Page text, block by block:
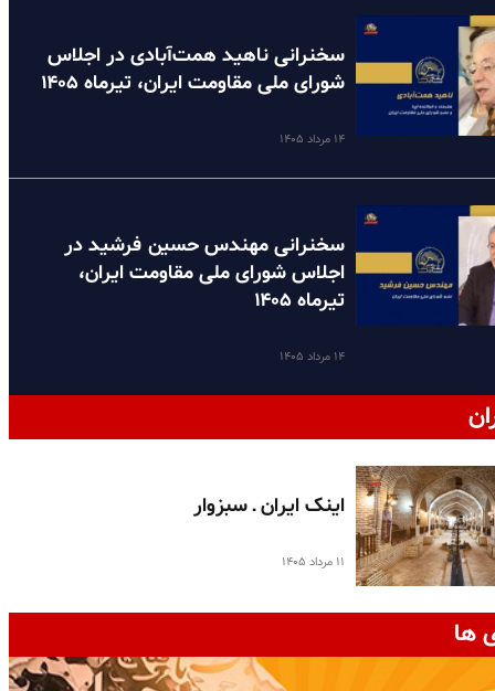
سخنرانی ناهید همت‌آبادی در اجلاس
شورای ملی مقاومت ایران، تیرماه ۱۴۰۵
۱۴ مرداد ۱۴۰۵
سخنرانی مهندس حسین فرشید در
اجلاس شورای ملی مقاومت ایران،
تیرماه ۱۴۰۵
۱۴ مرداد ۱۴۰۵
اینک ایران ـ سبزوار
۱۱ مرداد ۱۴۰۵
ها